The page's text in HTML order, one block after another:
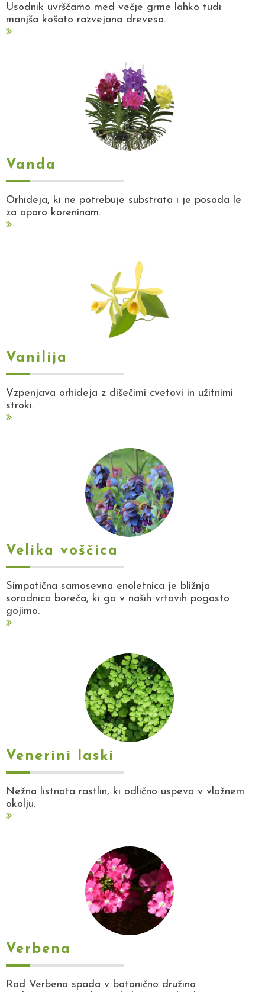
Usodnik uvrščamo med večje grme lahko tudi
manjša košato razvejana drevesa.
Vanda
Orhideja, ki ne potrebuje substrata i je posoda le
za oporo koreninam.
Vanilija
Vzpenjava orhideja z dišečimi cvetovi in užitnimi
stroki.
Velika voščica
Simpatična samosevna enoletnica je bližnja
sorodnica boreča, ki ga v naših vrtovih pogosto
gojimo.
Venerini laski
Nežna listnata rastlin, ki odlično uspeva v vlažnem
okolju.
Verbena
Rod Verbena spada v botanično družino